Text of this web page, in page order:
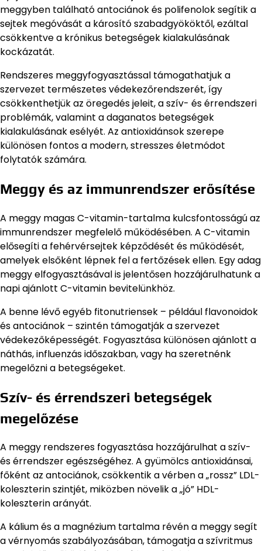
meggyben található antociánok és polifenolok segítik a
sejtek megóvását a károsító szabadgyököktől, ezáltal
csökkentve a krónikus betegségek kialakulásának
kockázatát.
Rendszeres meggyfogyasztással támogathatjuk a
szervezet természetes védekezőrendszerét, így
csökkenthetjük az öregedés jeleit, a szív- és érrendszeri
problémák, valamint a daganatos betegségek
kialakulásának esélyét. Az antioxidánsok szerepe
különösen fontos a modern, stresszes életmódot
folytatók számára.
Meggy és az immunrendszer erősítése
A meggy magas C-vitamin-tartalma kulcsfontosságú az
immunrendszer megfelelő működésében. A C-vitamin
elősegíti a fehérvérsejtek képződését és működését,
amelyek elsőként lépnek fel a fertőzések ellen. Egy adag
meggy elfogyasztásával is jelentősen hozzájárulhatunk a
napi ajánlott C-vitamin bevitelünkhöz.
A benne lévő egyéb fitonutriensek – például flavonoidok
és antociánok – szintén támogatják a szervezet
védekezőképességét. Fogyasztása különösen ajánlott a
náthás, influenzás időszakban, vagy ha szeretnénk
megelőzni a betegségeket.
Szív- és érrendszeri betegségek
megelőzése
A meggy rendszeres fogyasztása hozzájárulhat a szív-
és érrendszer egészségéhez. A gyümölcs antioxidánsai,
főként az antociánok, csökkentik a vérben a „rossz” LDL-
koleszterin szintjét, miközben növelik a „jó” HDL-
koleszterin arányát.
A kálium és a magnézium tartalma révén a meggy segít
a vérnyomás szabályozásában, támogatja a szívritmus